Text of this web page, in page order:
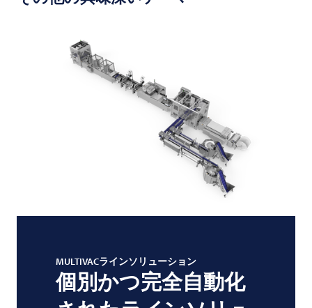
MULTIVACラインソリューション
個別かつ完全自動化